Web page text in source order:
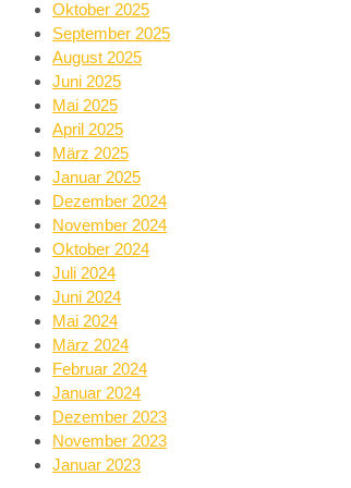
Oktober 2025
September 2025
August 2025
Juni 2025
Mai 2025
April 2025
März 2025
Januar 2025
Dezember 2024
November 2024
Oktober 2024
Juli 2024
Juni 2024
Mai 2024
März 2024
Februar 2024
Januar 2024
Dezember 2023
November 2023
Januar 2023